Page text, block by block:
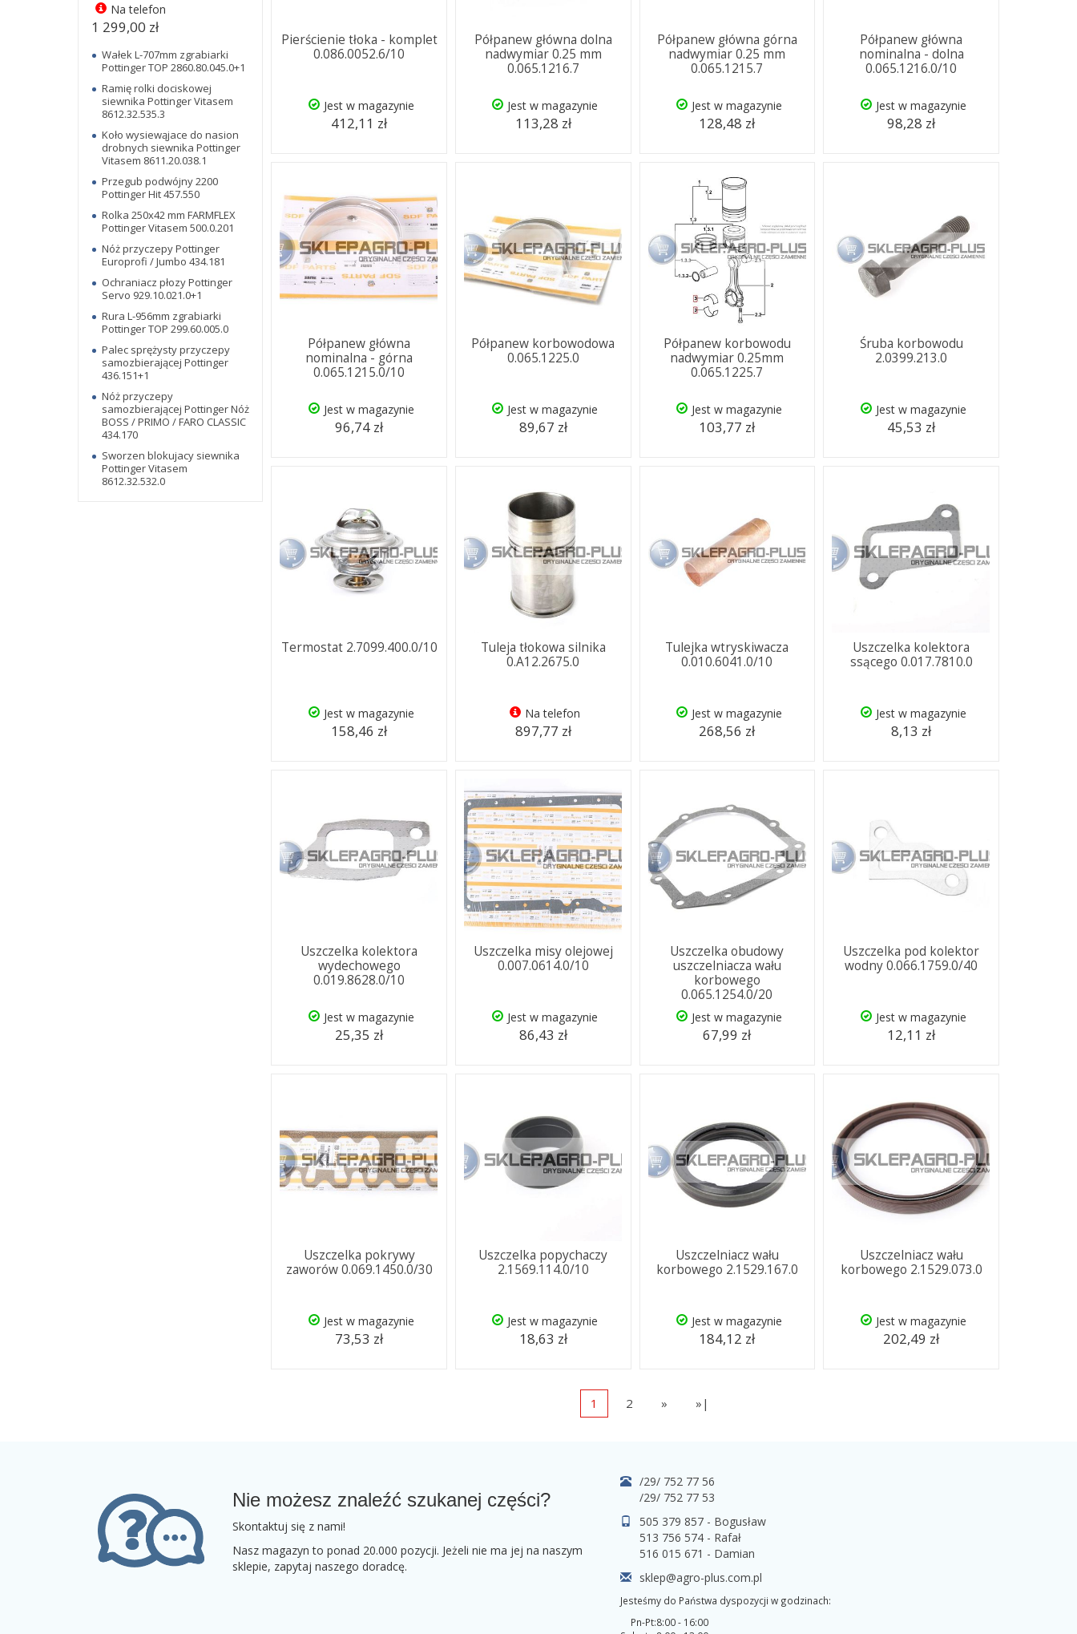
Pierścienie tłoka - komplet
0.086.0052.6/10
Jest w magazynie
412,11 zł
Półpanew główna dolna
nadwymiar 0.25 mm
0.065.1216.7
Jest w magazynie
113,28 zł
Półpanew główna górna
nadwymiar 0.25 mm
0.065.1215.7
Jest w magazynie
128,48 zł
Półpanew główna
nominalna - dolna
0.065.1216.0/10
Jest w magazynie
98,28 zł
Półpanew główna
nominalna - górna
0.065.1215.0/10
Jest w magazynie
96,74 zł
Półpanew korbowodowa
0.065.1225.0
Jest w magazynie
89,67 zł
Półpanew korbowodu
nadwymiar 0.25mm
0.065.1225.7
Jest w magazynie
103,77 zł
Śruba korbowodu
2.0399.213.0
Jest w magazynie
45,53 zł
Termostat 2.7099.400.0/10
Jest w magazynie
158,46 zł
Tuleja tłokowa silnika
0.A12.2675.0
Na telefon
897,77 zł
Tulejka wtryskiwacza
0.010.6041.0/10
Jest w magazynie
268,56 zł
Uszczelka kolektora
ssącego 0.017.7810.0
Jest w magazynie
8,13 zł
Uszczelka kolektora
wydechowego
0.019.8628.0/10
Jest w magazynie
25,35 zł
Uszczelka misy olejowej
0.007.0614.0/10
Jest w magazynie
86,43 zł
Uszczelka obudowy
uszczelniacza wału
korbowego
0.065.1254.0/20
Jest w magazynie
67,99 zł
Uszczelka pod kolektor
wodny 0.066.1759.0/40
Jest w magazynie
12,11 zł
Uszczelka pokrywy
zaworów 0.069.1450.0/30
Jest w magazynie
73,53 zł
Uszczelka popychaczy
2.1569.114.0/10
Jest w magazynie
18,63 zł
Uszczelniacz wału
korbowego 2.1529.167.0
Jest w magazynie
184,12 zł
Uszczelniacz wału
korbowego 2.1529.073.0
Jest w magazynie
202,49 zł
1 2 » »|
Na telefon
1 299,00 zł
Wałek L-707mm zgrabiarki
Pottinger TOP 2860.80.045.0+1
Ramię rolki dociskowej
siewnika Pottinger Vitasem
8612.32.535.3
Koło wysiewąjace do nasion
drobnych siewnika Pottinger
Vitasem 8611.20.038.1
Przegub podwójny 2200
Pottinger Hit 457.550
Rolka 250x42 mm FARMFLEX
Pottinger Vitasem 500.0.201
Nóż przyczepy Pottinger
Europrofi / Jumbo 434.181
Ochraniacz płozy Pottinger
Servo 929.10.021.0+1
Rura L-956mm zgrabiarki
Pottinger TOP 299.60.005.0
Palec sprężysty przyczepy
samozbierającej Pottinger
436.151+1
Nóż przyczepy
samozbierającej Pottinger Nóż
BOSS / PRIMO / FARO CLASSIC
434.170
Sworzen blokujacy siewnika
Pottinger Vitasem
8612.32.532.0
Nie możesz znaleźć szukanej części?
Skontaktuj się z nami!
Nasz magazyn to ponad 20.000 pozycji. Jeżeli nie ma jej na naszym
sklepie, zapytaj naszego doradcę.
/29/ 752 77 56
/29/ 752 77 53
505 379 857 - Bogusław
513 756 574 - Rafał
516 015 671 - Damian
sklep@agro-plus.com.pl
Jesteśmy do Państwa dyspozycji w godzinach:
Pn-Pt:8:00 - 16:00